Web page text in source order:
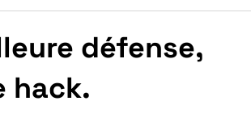
défense,
hack.